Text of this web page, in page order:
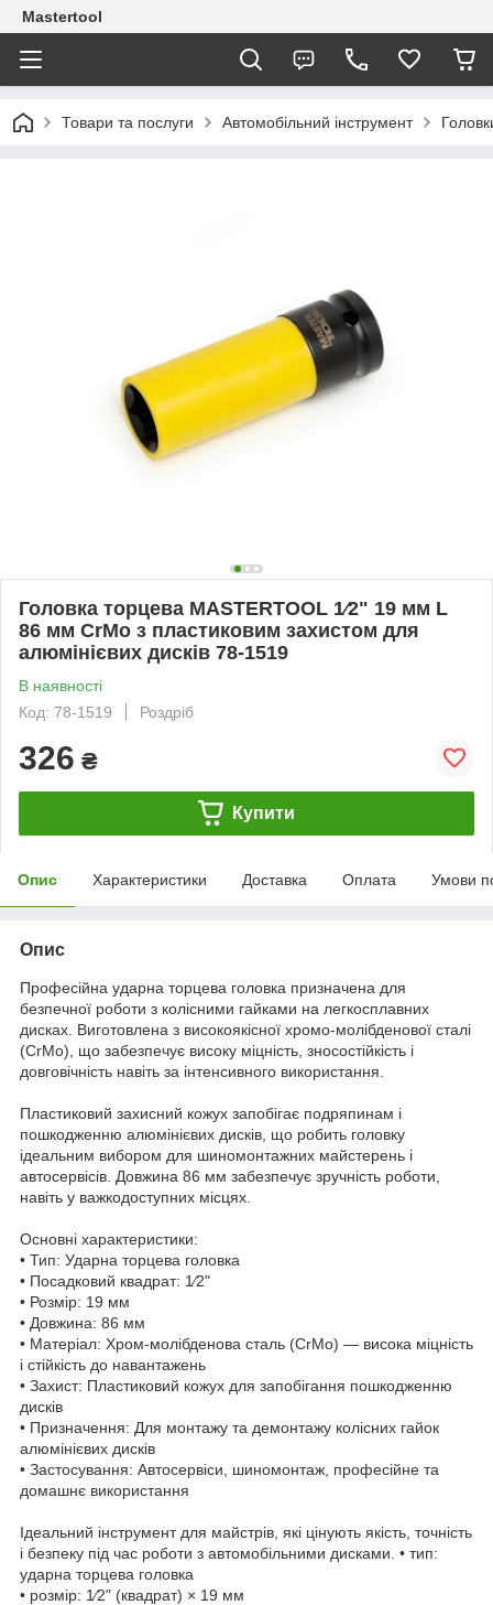
Mastertool
Товари та послуги Автомобільний інструмент
Головка торцева MASTERTOOL 1⁄2" 19 мм L
86 мм CrMo з пластиковим захистом для
алюмінієвих дисків 78-1519
В наявності
Код: 78-1519
Роздріб
326 ₴
Купити
Опис Характеристики Доставка Оплата Умови
Опис
Професійна ударна торцева головка призначена для
безпечної роботи з колісними гайками на легкосплавних
дисках. Виготовлена з високоякісної хромо-молібденової сталі
(CrMo), що забезпечує високу міцність, зносостійкість і
довговічність навіть за інтенсивного використання.
Пластиковий захисний кожух запобігає подряпинам і
пошкодженню алюмінієвих дисків, що робить головку
ідеальним вибором для шиномонтажних майстерень і
автосервісів. Довжина 86 мм забезпечує зручність роботи,
навіть у важкодоступних місцях.
Основні характеристики:
• Тип: Ударна торцева головка
• Посадковий квадрат: 1⁄2"
• Розмір: 19 мм
• Довжина: 86 мм
• Матеріал: Хром-молібденова сталь (CrMo) — висока міцність
і стійкість до навантажень
• Захист: Пластиковий кожух для запобігання пошкодженню
дисків
• Призначення: Для монтажу та демонтажу колісних гайок
алюмінієвих дисків
• Застосування: Автосервіси, шиномонтаж, професійне та
домашнє використання
Ідеальний інструмент для майстрів, які цінують якість, точність
і безпеку під час роботи з автомобільними дисками. • тип:
ударна торцева головка
• розмір: 1⁄2" (квадрат) × 19 мм